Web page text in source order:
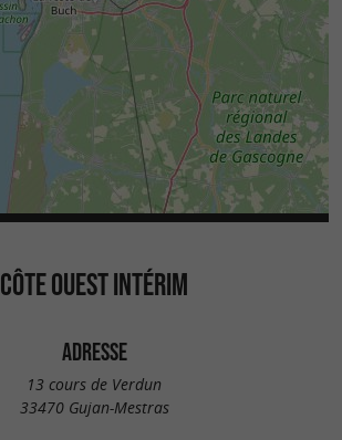
CÔTE OUEST INTÉRIM
ADRESSE
13 cours de Verdun
33470 Gujan-Mestras